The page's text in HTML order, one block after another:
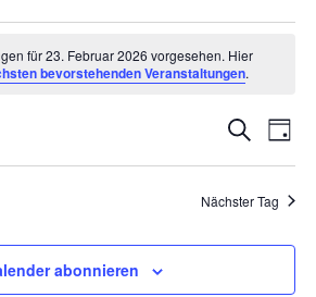
REFO Moabit
Kita
Vermietung
für 23. Februar 2026 vorgesehen. Hier
bevorstehenden Veranstaltungen.
Suche
und
SucheTag
Nächster Tag
abonnieren